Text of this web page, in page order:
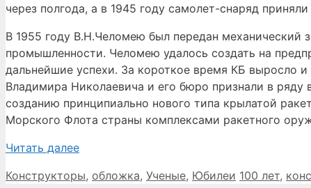
через полгода, а в 1945 году самолет-снаряд
В 1955 году В.Н.Челомею был передан механический
промышленности. Челомею удалось создать на
дальнейшие успехи. За короткое время КБ выросло
Владимира Николаевича и его бюро признали в
созданию принципиально нового типа крылатой
Морского Флота страны комплексами ракетного
Читать далее
Рубрики
Конструкторы, обложка, Ученые, Юбилеи Метки
100 лет,